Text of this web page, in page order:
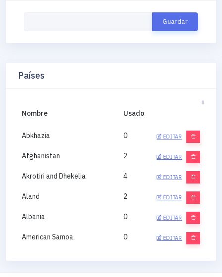
Países
Nombre Usado
Abkhazia 0 EDITAR
Afghanistan 2 EDITAR
Akrotiri and Dhekelia 4 EDITAR
Aland 2 EDITAR
Albania 0 EDITAR
American Samoa 0 EDITAR